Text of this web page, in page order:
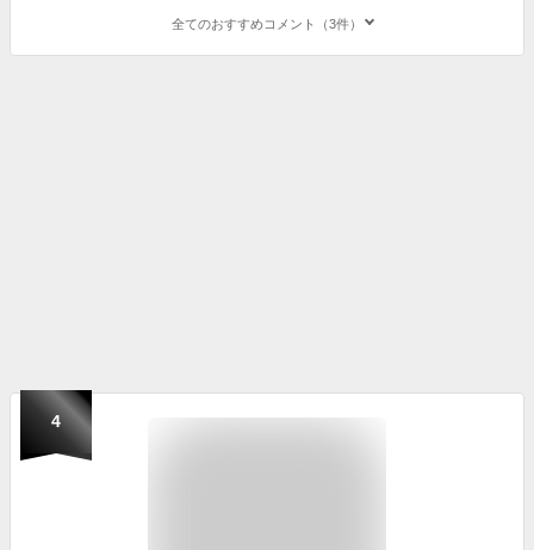
全てのおすすめコメント（3件）
4